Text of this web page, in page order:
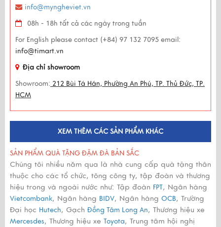
info@myngheviet.vn
08h - 18h tất cả các ngày trong tuần
For English please contact (+84) 97 132 7095 email:
info@timart.vn
Địa chỉ showroom
Showroom: 212 Bùi Tá Hán, Phường An Phú, TP. Thủ Đức, TP.
HCM
XEM THÊM CÁC SẢN PHẨM KHÁC
SẢN PHẨM QUÀ TẶNG ĐẬM ĐÀ BẢN SẮC
Chúng tôi nhiều năm qua là nhà cung cấp quà tặng thân
thuộc cho các tổ chức, tông công ty, tập đoàn và thương
hiệu trong và ngoài nước như: Tập đoàn FPT, Ngân hàng
Vietcombank, Ngân hàng BIDV, Ngân hàng OCB, Trường
Đại học Hutech, Gạch Đồng Tâm Long An, Thương hiệu xe
Mercesdes, Thương hiệu xe Toyota, Trung tâm hội nghị